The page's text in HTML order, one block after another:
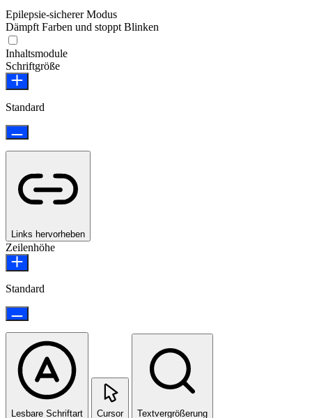
Epilepsie-sicherer Modus
Dämpft Farben und stoppt Blinken
Inhaltsmodule
Schriftgröße
Standard
Links hervorheben
Zeilenhöhe
Standard
Lesbare Schriftart Cursor Textvergrößerung